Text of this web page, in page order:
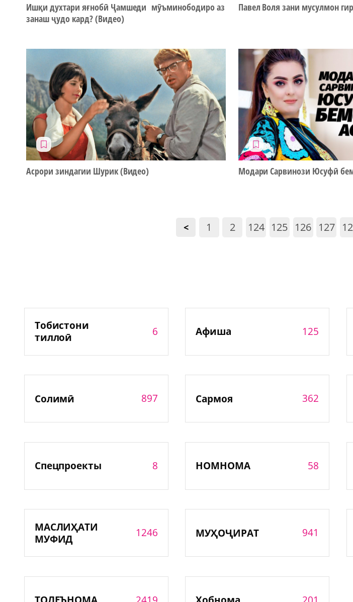
Ишқи духтари яғнобӣ Ҷамшеди мӯъминободиро аз
занаш ҷудо кард? (Видео)
Павел Воля зани мусулмон
Асрори зиндагии Шурик (Видео) Модари Сарвинози Юсуфӣ
< 1 2 124 125 126 127
Тобистони
тиллоӣ
6 Афиша 125
Солимӣ 897 Сармоя 362
Спецпроекты 8 НОМНОМА 58
МАСЛИҲАТИ
МУФИД
1246 МУҲОҶИРАТ 941